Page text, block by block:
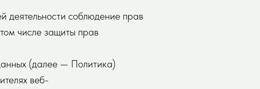
деятельности соблюдение прав
числе защиты прав
(далее — Политика)
веб-